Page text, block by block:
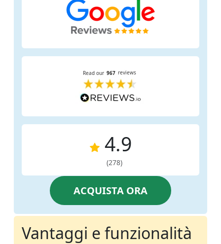
4.9
(278)
ACQUISTA ORA
Vantaggi e funzionalità